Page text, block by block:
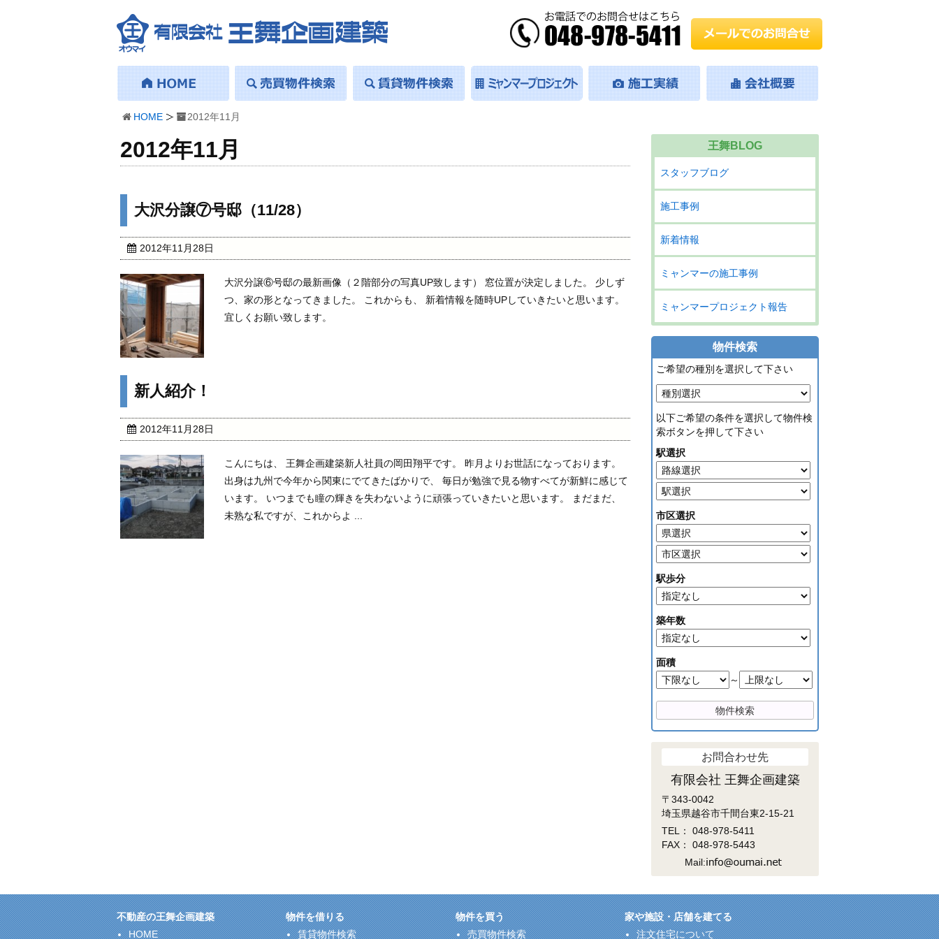
HOME 2012年11月
2012年11月
大沢分譲⑦号邸（11/28）
2012年11月28日
大沢分譲⑥号邸の最新画像（２階部分の写真UP致します） 窓位置が決定しました。 少しず
つ、家の形となってきました。 これからも、 新着情報を随時UPしていきたいと思います。
宜しくお願い致します。
新人紹介！
2012年11月28日
こんにちは、 王舞企画建築新人社員の岡田翔平です。 昨月よりお世話になっております。
出身は九州で今年から関東にでてきたばかりで、 毎日が勉強で見る物すべてが新鮮に感じて
います。 いつまでも瞳の輝きを失わないように頑張っていきたいと思います。 まだまだ、
未熟な私ですが、これからよ ...
王舞BLOG
スタッフブログ
施工事例
新着情報
ミャンマーの施工事例
ミャンマープロジェクト報告
物件検索
ご希望の種別を選択して下さい
以下ご希望の条件を選択して物件検
索ボタンを押して下さい
駅選択
市区選択
駅歩分
築年数
面積
～
お問合わせ先
有限会社 王舞企画建築
〒343-0042
埼玉県越谷市千間台東2-15-21
TEL： 048-978-5411
FAX： 048-978-5443
Mail:
不動産の王舞企画建築
HOME
物件を借りる
賃貸物件検索
物件を買う
売買物件検索
家や施設・店舗を建てる
注文住宅について